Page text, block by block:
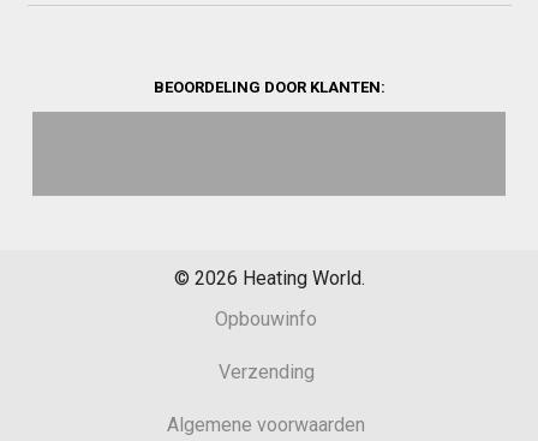
BEOORDELING DOOR KLANTEN:
© 2026 Heating World.
Opbouwinfo
Verzending
Algemene voorwaarden